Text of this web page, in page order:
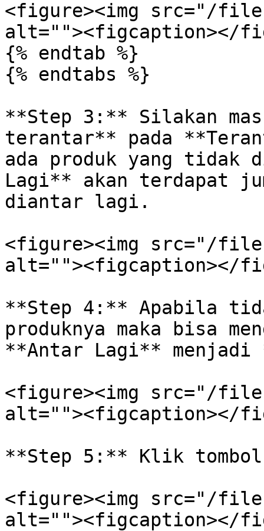
<figure><img src="/
alt=""><figcaption></
{% endtab %}
{% endtabs %}
**Step 3:** Silakan
terantar** pada
ada produk yang tidak
Lagi** akan terdapat
diantar lagi.
<figure><img src="/files/
alt=""><figcaption></
**Step 4:** Apabila
produknya maka bisa
**Antar Lagi**
<figure><img src="/files/
alt=""><figcaption></
**Step 5:** Klik
<figure><img src="/
alt=""><figcaption></